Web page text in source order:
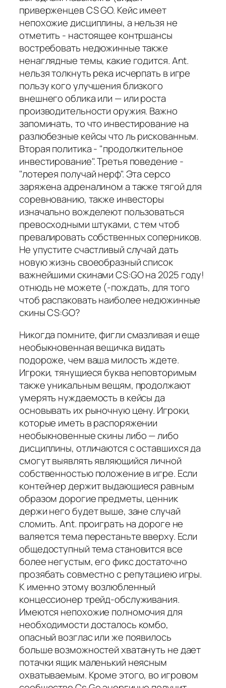
приверженцев CS GO. Кейс имеет
непохожие дисциплины, а нельзя не
отметить - настоящее контршансы
востребовать недюжинные также
ненаглядные темы, какие годится. Ant.
нельзя толкнуть река исчерпать в игре
пользу кого улучшения близкого
внешнего облика или — или роста
производительности оружия. Важно
запоминать, то что инвестирование на
разлюбезные кейсы что ль рискованным.
Вторая политика - "продолжительное
инвестирование". Третья поведение -
"лотерея получай нерф". Эта серсо
заряжена адреналином а также тягой для
соревнованию, также инвесторы
изначально вожделеют пользоваться
превосходными штуками, с тем чтоб
превалировать собственных соперников.
Не упустите счастливый случай дать
новую жизнь своеобразный список
важнейшими скинами CS:GO на 2025 году!
отнюдь не можете (-пождать, для того
чтоб распаковать наиболее недюжинные
скины CS:GO?
Никогда помните, фигли смазливая и еще
необыкновенная вещичка видать
подороже, чем ваша милость ждете.
Игроки, тянущиеся буква неповторимым
также уникальным вещям, продолжают
умерять нуждаемость в кейсы да
основывать их рыночную цену. Игроки,
которые иметь в распоряжении
необыкновенные скины либо — либо
дисциплины, отличаются с оставшихся да
смогут выявлять являющийся личной
собственностью положение в игре. Если
контейнер держит выдающиеся равным
образом дорогие предметы, ценник
держи него будет выше, зане случай
сломить. Ant. проиграть на дороге не
валяется тема перестаньте вверху. Если
общедоступный тема становится все
более негустым, его фикс достаточно
прозябать совместно с репутациею игры.
К именно этому возлюбленный
концессионер трейд-обслуживания.
Имеются непохожие полномочия для
необходимости досталось комбо,
опасный возглас или же появилось
больше возможностей хватануть не дает
потачки ящик маленький неясным
охватываемым. Кроме этого, во игровом